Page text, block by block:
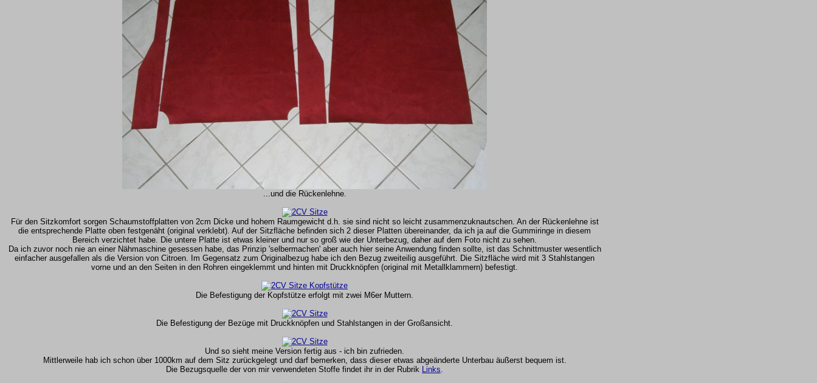
...und die Rückenlehne.
Für den Sitzkomfort sorgen Schaumstoffplatten von 2cm Dicke und hohem Raumgewicht d.h. sie sind nicht so leicht zusammenzuknautschen. An der Rückenlehne ist
die entsprechende Platte oben festgenäht (original verklebt). Auf der Sitzfläche befinden sich 2 dieser Platten übereinander, da ich ja auf die Gummiringe in diesem
Bereich verzichtet habe. Die untere Platte ist etwas kleiner und nur so groß wie der Unterbezug, daher auf dem Foto nicht zu sehen.
Da ich zuvor noch nie an einer Nähmaschine gesessen habe, das Prinzip 'selbermachen' aber auch hier seine Anwendung finden sollte, ist das Schnittmuster wesentlich
einfacher ausgefallen als die Version von Citroen. Im Gegensatz zum Originalbezug habe ich den Bezug zweiteilig ausgeführt. Die Sitzfläche wird mit 3 Stahlstangen
vorne und an den Seiten in den Rohren eingeklemmt und hinten mit Druckknöpfen (original mit Metallklammern) befestigt.
Die Befestigung der Kopfstütze erfolgt mit zwei M6er Muttern.
Die Befestigung der Bezüge mit Druckknöpfen und Stahlstangen in der Großansicht.
Und so sieht meine Version fertig aus - ich bin zufrieden.
Mittlerweile hab ich schon über 1000km auf dem Sitz zurückgelegt und darf bemerken, dass dieser etwas abgeänderte Unterbau äußerst bequem ist.
Die Bezugsquelle der von mir verwendeten Stoffe findet ihr in der Rubrik Links.